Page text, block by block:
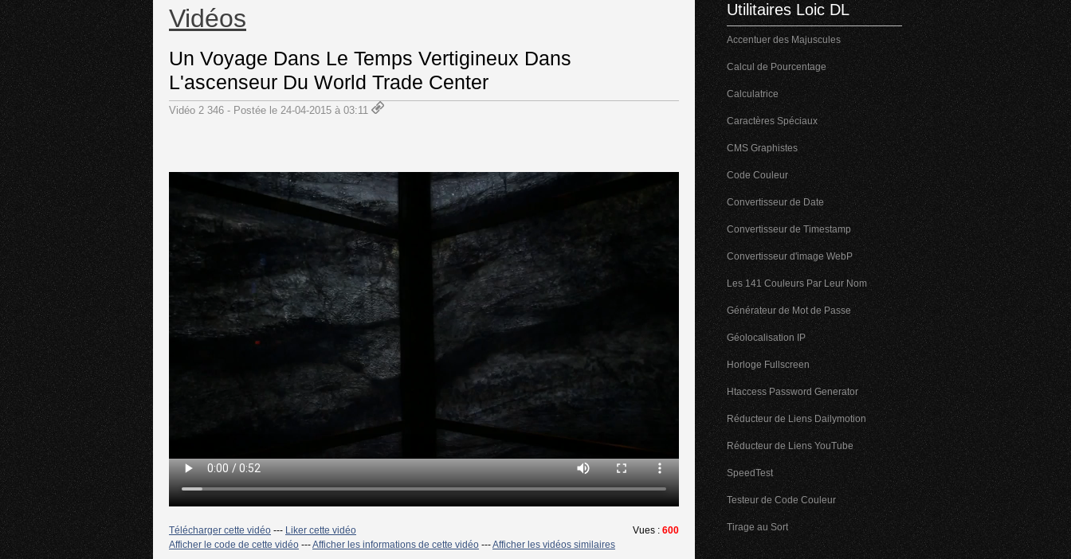
Vidéos
Un Voyage Dans Le Temps Vertigineux Dans
L'ascenseur Du World Trade Center
Vidéo 2 346 - Postée le 24-04-2015 à 03:11
Télécharger cette vidéo --- Liker cette vidéo Vues : 600
Afficher le code de cette vidéo ---Afficher les informations de cette vidéo ---Afficher les vidéos similaires
Utilitaires Loic DL
Accentuer des Majuscules
Calcul de Pourcentage
Calculatrice
Caractères Spéciaux
CMS Graphistes
Code Couleur
Convertisseur de Date
Convertisseur de Timestamp
Convertisseur d'image WebP
Les 141 Couleurs Par Leur Nom
Générateur de Mot de Passe
Géolocalisation IP
Horloge Fullscreen
Htaccess Password Generator
Réducteur de Liens Dailymotion
Réducteur de Liens YouTube
SpeedTest
Testeur de Code Couleur
Tirage au Sort